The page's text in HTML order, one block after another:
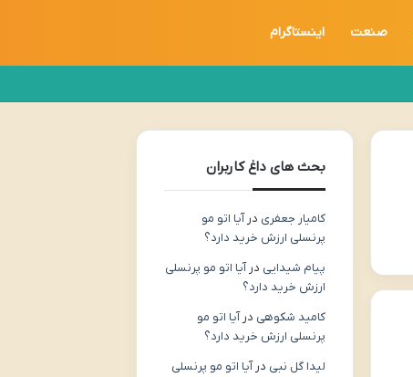
صنعت اینستاگرام
بحث های داغ کاربران
کامیار جعفری درآیا اتو مو
پرنسلی ارزش خرید دارد؟
پیام شیدایی درآیا اتو مو پرنسلی
ارزش خرید دارد؟
کامید شکوهی درآیا اتو مو
پرنسلی ارزش خرید دارد؟
لیدا گل نبی درآیا اتو مو پرنسلی